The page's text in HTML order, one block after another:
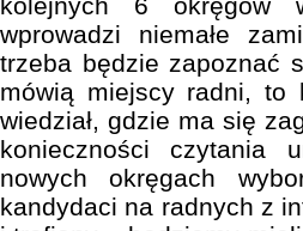
wprowadzi niemałe
trzeba będzie zapoznać
mówią miejscy radni, to
wiedział, gdzie ma się
konieczności czytania
nowych okręgach
kandydaci na radnych z